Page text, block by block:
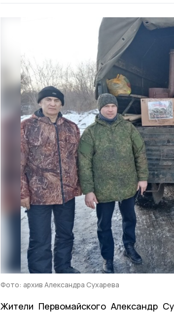
Фото: архив Александра Сухарева
Жители Первомайского Александр